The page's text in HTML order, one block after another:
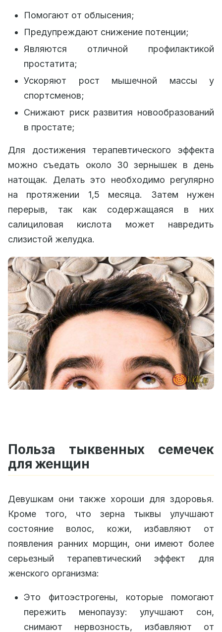
Помогают от облысения;
Предупреждают снижение потенции;
Являются отличной профилактикой
простатита;
Ускоряют рост мышечной массы у
спортсменов;
Снижают риск развития новообразований
в простате;
Для достижения терапевтического эффекта
можно съедать около 30 зернышек в день
натощак. Делать это необходимо регулярно
на протяжении 1,5 месяца. Затем нужен
перерыв, так как содержащаяся в них
салициловая кислота может навредить
слизистой желудка.
Польза тыквенных семечек
для женщин
Девушкам они также хороши для здоровья.
Кроме того, что зерна тыквы улучшают
состояние волос, кожи, избавляют от
появления ранних морщин, они имеют более
серьезный терапевтический эффект для
женского организма:
Это фитоэстрогены, которые помогают
пережить менопаузу: улучшают сон,
снимают нервозность, избавляют от